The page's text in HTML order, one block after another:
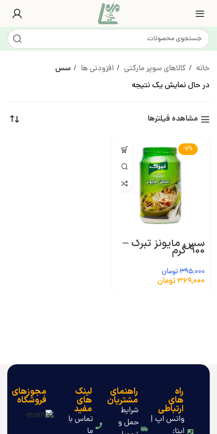
خانه کالاهای سوپر مارکتی افزودنی ها
سس
در حال نمایش یک نتیجه
مشاهده فیلترها
-7%
سس مایونز تبرک –
900 گرم
395,000تومان
369,000 تومان
راه
های
ارتباطی
واتس اپ |
ایتا:
راهنمای
مشتریان
شرایط
حمل و
لینک
های
مفید
تماس با
ما
مجوزهای
فروشگاه